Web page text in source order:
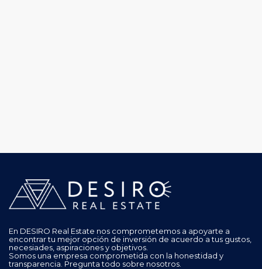
En DESIRO Real Estate nos comprometemos a apoyarte a
encontrar tu mejor opción de inversión de acuerdo a tus gustos,
necesiades, aspiraciones y objetivos.
Somos una empresa comprometida con la honestidad y
transparencia. Pregunta todo sobre nosotros.